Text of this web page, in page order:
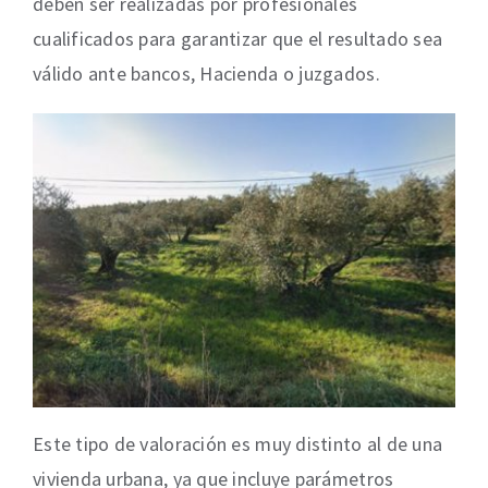
cualificados para garantizar que el resultado sea
válido ante bancos, Hacienda o juzgados.
Este tipo de valoración es muy distinto al de una
vivienda urbana, ya que incluye parámetros